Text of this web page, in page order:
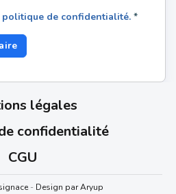
politique de confidentialité. *
légales
confidentialité
CGU
- Design par Aryup